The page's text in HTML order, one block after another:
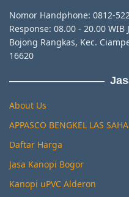
Nomor Handphone: 0812-
Response: 08.00 - 20.00
Bojong Rangkas, Kec.
16620
About Us
APPASCO BENGKEL LAS
Daftar Harga
Jasa Kanopi Bogor
Kanopi uPVC Alderon